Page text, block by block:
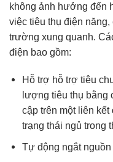
không ảnh hưởng đến
việc tiêu thụ điện
trường xung quanh.
điện bao gồm:
Hỗ trợ hỗ trợ tiêu
lượng tiêu thụ
cập trên một liên
trạng thái ngủ trong
Tự động ngắt